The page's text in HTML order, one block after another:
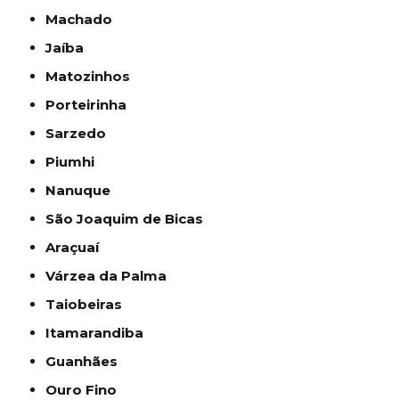
Machado
Jaíba
Matozinhos
Porteirinha
Sarzedo
Piumhi
Nanuque
São Joaquim de Bicas
Araçuaí
Várzea da Palma
Taiobeiras
Itamarandiba
Guanhães
Ouro Fino